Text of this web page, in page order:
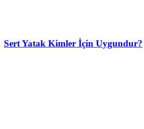
Sert Yatak Kimler İçin Uygundur?